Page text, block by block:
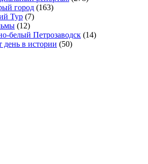
город (163)
Тур (7)
(12)
белый Петрозаводск (14)
день в истории (50)